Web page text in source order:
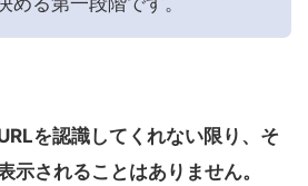
を認識してくれない限り、そ
示されることはありません。